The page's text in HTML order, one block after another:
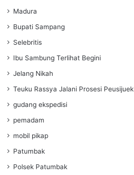
Madura
Bupati Sampang
Selebritis
Ibu Sambung Terlihat Begini
Jelang Nikah
Teuku Rassya Jalani Prosesi Peusijuek
gudang ekspedisi
pemadam
mobil pikap
Patumbak
Polsek Patumbak